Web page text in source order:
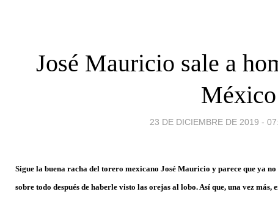
José Mauricio sale a
México
23 DE DICIEMBRE DE 2019 -
Sigue la buena racha del torero mexicano José Mauricio y parece que ya
sobre todo después de haberle visto las orejas al lobo. Así que, una vez